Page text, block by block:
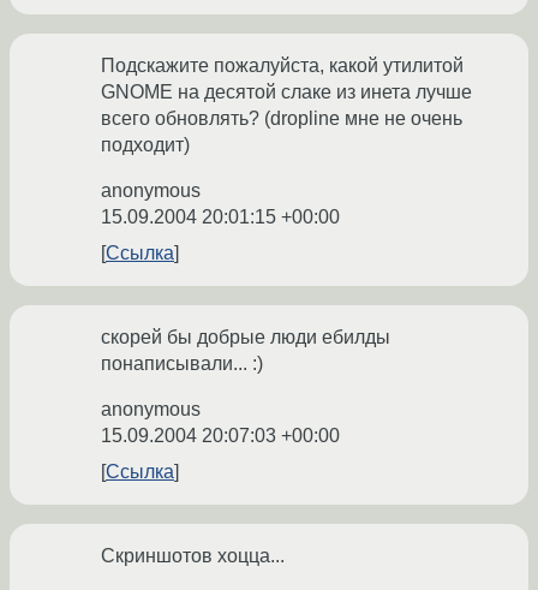
Подскажите пожалуйста, какой утилитой
GNOME на десятой слаке из инета лучше
всего обновлять? (dropline мне не очень
подходит)
anonymous
15.09.2004 20:01:15 +00:00
Ссылка
скорей бы добрые люди ебилды
понаписывали... :)
anonymous
15.09.2004 20:07:03 +00:00
Ссылка
Скриншотов хоцца...